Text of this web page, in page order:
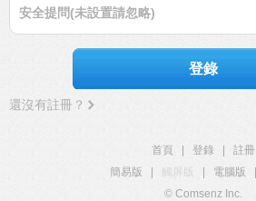
安全提問(未設置請忽略)
登錄
還沒有註冊？
首頁 登錄
註冊
簡易版
觸屏版 電腦版
© Comsenz Inc.